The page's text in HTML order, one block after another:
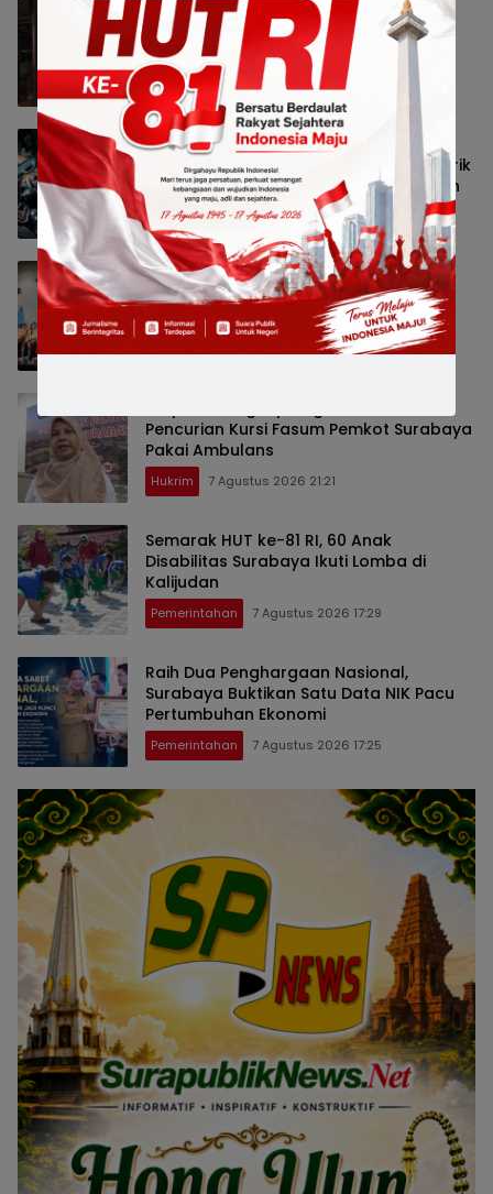
Pemkot Surabaya Beri Insentif Rp300
Ribu bagi Warga yang Rekam Aksi
Pencurian Fasum
Pemerintahan 8 Agustus 2026 13:56
Pemerintah Siapkan Dukungan Fiskal
bagi Industri Otomotif, Pajak Mobil Listrik
dan Perlindungan Leasing Jadi Sorotan
Bisnis 8 Agustus 2026 12:38
Paduan Suara One Voice Spensabaya
Harumkan Surabaya, Raih Empat
Penghargaan di Thailand
7 Agustus 2026 21:25
Pencurian Kursi Fasum Pemkot Surabaya
Pakai Ambulans
Hukrim 7 Agustus 2026 21:21
Semarak HUT ke-81 RI, 60 Anak
Disabilitas Surabaya Ikuti Lomba di
Kalijudan
Pemerintahan 7 Agustus 2026 17:29
Raih Dua Penghargaan Nasional,
Surabaya Buktikan Satu Data NIK Pacu
Pertumbuhan Ekonomi
Pemerintahan 7 Agustus 2026 17:25